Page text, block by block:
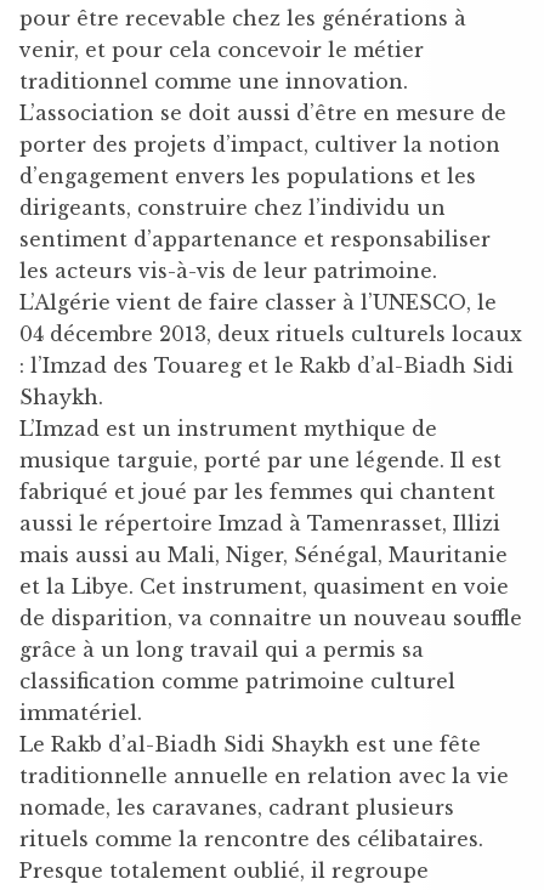
pour être recevable chez les générations à
venir, et pour cela concevoir le métier
traditionnel comme une innovation.
L’association se doit aussi d’être en mesure de
porter des projets d’impact, cultiver la notion
d’engagement envers les populations et les
dirigeants, construire chez l’individu un
sentiment d’appartenance et responsabiliser
les acteurs vis-à-vis de leur patrimoine.
L’Algérie vient de faire classer à l’UNESCO, le
04 décembre 2013, deux rituels culturels locaux
: l’Imzad des Touareg et le Rakb d’al-Biadh Sidi
Shaykh.
L’Imzad est un instrument mythique de
musique targuie, porté par une légende. Il est
fabriqué et joué par les femmes qui chantent
aussi le répertoire Imzad à Tamenrasset, Illizi
mais aussi au Mali, Niger, Sénégal, Mauritanie
et la Libye. Cet instrument, quasiment en voie
de disparition, va connaitre un nouveau souffle
grâce à un long travail qui a permis sa
classification comme patrimoine culturel
immatériel.
Le Rakb d’al-Biadh Sidi Shaykh est une fête
traditionnelle annuelle en relation avec la vie
nomade, les caravanes, cadrant plusieurs
rituels comme la rencontre des célibataires.
Presque totalement oublié, il regroupe